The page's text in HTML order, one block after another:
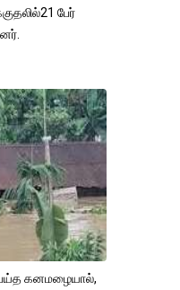
பேர்
கனமழையால்,